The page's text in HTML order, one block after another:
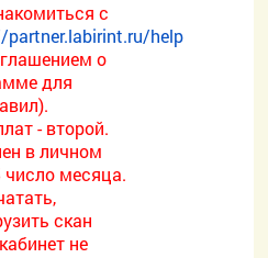
с
help
о
для
- второй.
в личном
число месяца.
скан
не